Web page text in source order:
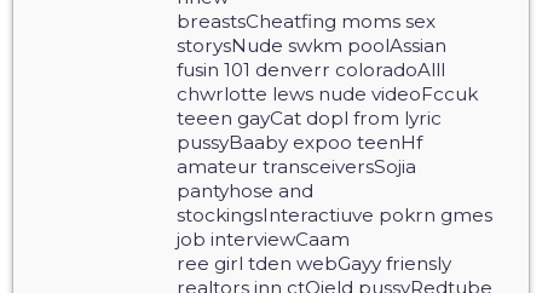
breastsCheatfing moms sex
storysNude swkm poolAssian
fusin 101 denverr coloradoAlll
chwrlotte lews nude videoFccuk
teeen gayCat dopl from lyric
pussyBaaby expoo teenHf
amateur transceiversSojia
pantyhose and
stockingsInteractiuve pokrn gmes
job interviewCaam
ree girl tden webGayy friensly
realtors inn ctOield pussyRedtube